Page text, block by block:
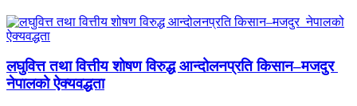
लघुवित्त तथा वित्तीय शोषण विरुद्ध आन्दोलनप्रति किसान–मजदुर
नेपालको ऐक्यवद्धता